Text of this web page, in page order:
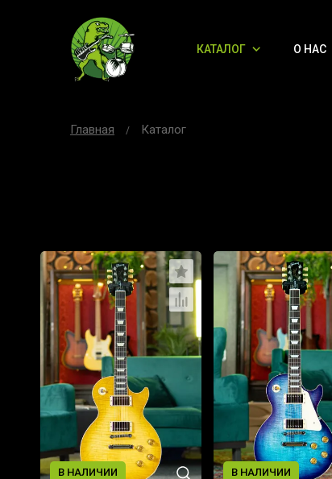
КАТАЛОГ О НАС
Главная Каталог
В НАЛИЧИИ В НАЛИЧИИ